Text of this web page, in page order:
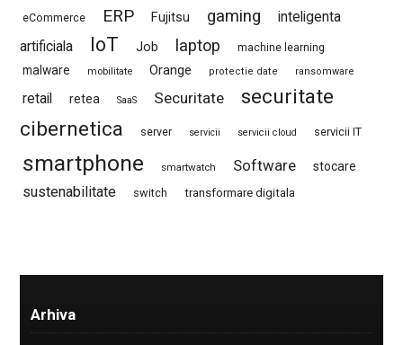
eCommerce ERP Fujitsu gaming
inteligenta
artificiala
IoT Job laptop machine learning
malware mobilitate Orange protectie date ransomware
retail retea SaaS Securitate
securitate
cibernetica
server servicii servicii cloud servicii IT
smartphone smartwatch Software stocare
sustenabilitate switch transformare digitala
Arhiva